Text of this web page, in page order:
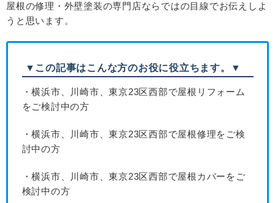
屋根の修理・外壁塗装の専門店ならではの目線でお伝えしよ
うと思います。
▼この記事はこんな方のお役に役立ちます。▼
・横浜市、川崎市、東京23区西部で屋根リフォーム
をご検討中の方
・横浜市、川崎市、東京23区西部で屋根修理をご検
討中の方
・横浜市、川崎市、東京23区西部で屋根カバーをご
検討中の方